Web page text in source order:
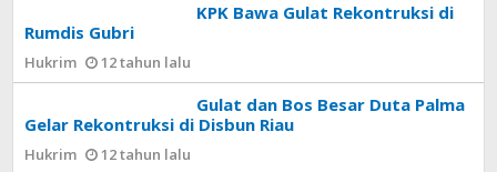
KPK Bawa Gulat Rekontruksi di
Rumdis Gubri
Hukrim 12 tahun lalu
Gulat dan Bos Besar Duta Palma
Gelar Rekontruksi di Disbun Riau
Hukrim
12 tahun lalu